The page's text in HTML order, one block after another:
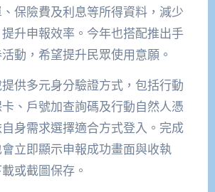
保險費及利息等所得資料，減少
升申報效率。今年也搭配推出手
動，希望提升民眾使用意願。
供多元身分驗證方式，包括行動
、戶號加查詢碼及行動自然人憑
身需求選擇適合方式登入。完成
立即顯示申報成功畫面與收執
或截圖保存。